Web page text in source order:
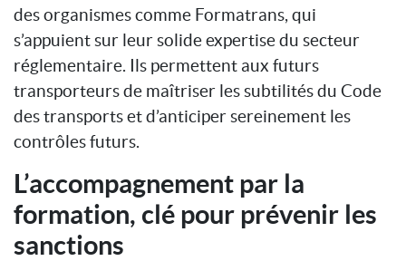
des organismes comme Formatrans, qui
s’appuient sur leur solide expertise du secteur
réglementaire. Ils permettent aux futurs
transporteurs de maîtriser les subtilités du Code
des transports et d’anticiper sereinement les
contrôles futurs.
L’accompagnement par la
formation, clé pour prévenir les
sanctions